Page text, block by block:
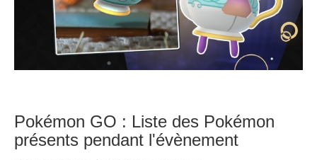
Pokémon GO : Liste des Pokémon
présents pendant l'évènement